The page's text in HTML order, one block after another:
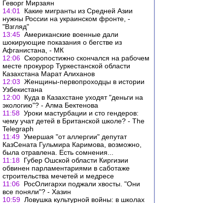
Геворг Мирзаян
14:01
Какие мигранты из Средней Азии
нужны России на украинском фронте, -
"Взгляд"
13:45 Американские военные дали
шокирующие показания о бегстве из
Афганистана, - МК
12:06 Скоропостижно скончался на рабочем
месте прокурор Туркестанской области
Казахстана Марат Алиханов
12:03 Женщины-первопроходцы в истории
Узбекистана
12:00 Куда в Казахстане уходят "деньги на
экологию"? - Алма Бектенова
11:58 Уроки мастурбации и сто гендеров:
чему учат детей в Британской школе? - The
Telegraph
11:49 Умершая "от аллергии" депутат
КазСената Гульмира Каримова, возможно,
была отравлена. Есть сомнения...
11:18 Губер Ошской области Киргизии
обвинен парламентариями в саботаже
строительства мечетей и медресе
11:06 РосОлигархи поджали хвосты. "Они
все поняли"? - Хазин
10:59 Ловушка культурной войны: в школах